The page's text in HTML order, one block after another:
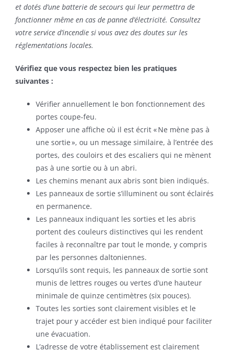
et dotés d’une batterie de secours qui leur permettra de
fonctionner même en cas de panne d’électricité. Consultez
votre service d’incendie si vous avez des doutes sur les
réglementations locales.
Vérifiez que vous respectez bien les pratiques
suivantes :
Vérifier annuellement le bon fonctionnement des
portes coupe-feu.
Apposer une affiche où il est écrit « Ne mène pas à
une sortie », ou un message similaire, à l’entrée des
portes, des couloirs et des escaliers qui ne mènent
pas à une sortie ou à un abri.
Les chemins menant aux abris sont bien indiqués.
Les panneaux de sortie s’illuminent ou sont éclairés
en permanence.
Les panneaux indiquant les sorties et les abris
portent des couleurs distinctives qui les rendent
faciles à reconnaître par tout le monde, y compris
par les personnes daltoniennes.
Lorsqu’ils sont requis, les panneaux de sortie sont
munis de lettres rouges ou vertes d’une hauteur
minimale de quinze centimètres (six pouces).
Toutes les sorties sont clairement visibles et le
trajet pour y accéder est bien indiqué pour faciliter
une évacuation.
L’adresse de votre établissement est clairement